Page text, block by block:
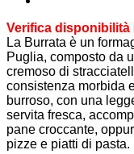
Verifica disponibilità
La Burrata è un
Puglia, composto da
cremoso di
consistenza morbida
burroso, con una
servita fresca,
pane croccante,
pizze e piatti di pasta.